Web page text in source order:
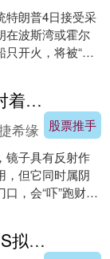
特朗普4日接受采
在波斯湾或霍尔
开火，将被“从
股票推手 镜子对着门口好吗_反射_大门_风水
股票推手
希缘
镜子具有反射作
，但它同时属阴
，会“吓”跑财
长城配资 iBASIS拟收购澳大利亚电信集团部分资产